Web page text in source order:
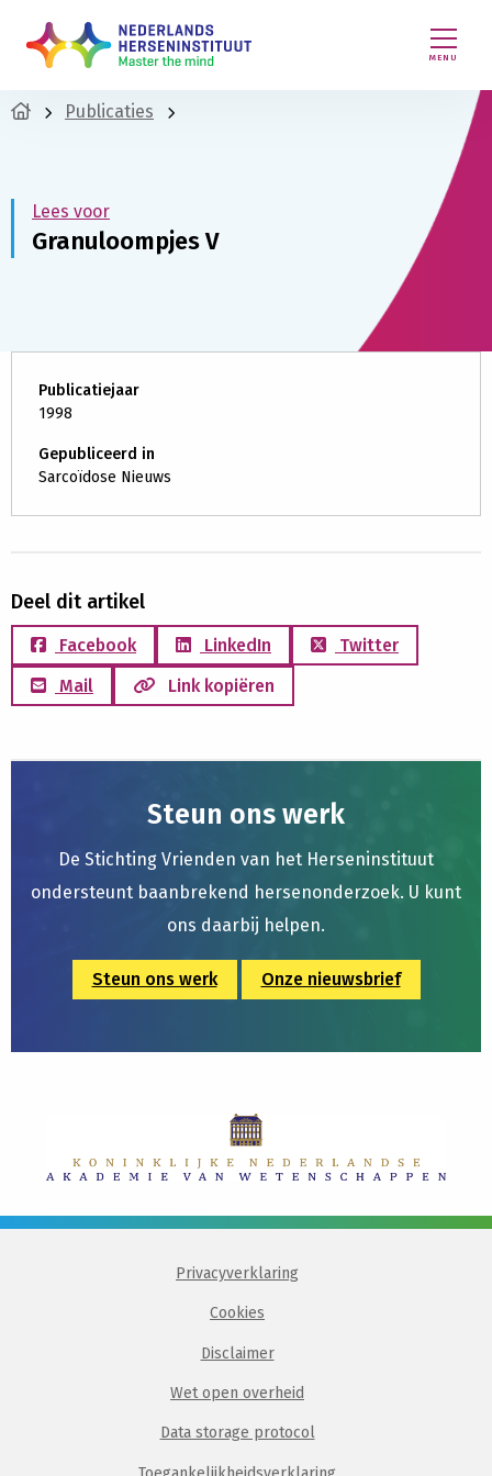
MENU
Publicaties
Lees voor
Granuloompjes V
Publicatiejaar
1998
Gepubliceerd in
Sarcoïdose Nieuws
Deel dit artikel
Facebook LinkedIn
Twitter
Mail
Link kopiëren
Steun ons werk
De Stichting Vrienden van het Herseninstituut
ondersteunt baanbrekend hersenonderzoek. U kunt
ons daarbij helpen.
Steun ons werk Onze nieuwsbrief
Privacyverklaring
Cookies
Disclaimer
Wet open overheid
Data storage protocol